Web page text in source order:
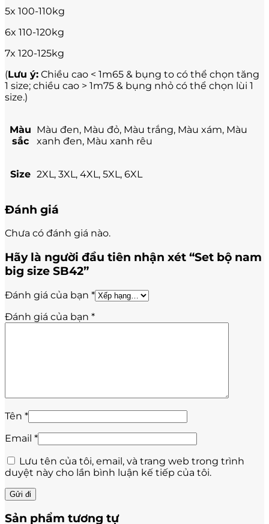
5x 100-110kg
6x 110-120kg
7x 120-125kg
(Lưu ý: Chiều cao < 1m65 & bụng to có thể chọn tăng
1 size; chiều cao > 1m75 & bụng nhỏ có thể chọn lùi 1
size.)
Màu
sắc
Màu đen, Màu đỏ, Màu trắng, Màu xám, Màu
xanh đen, Màu xanh rêu
Size 2XL, 3XL, 4XL, 5XL, 6XL
Đánh giá
Chưa có đánh giá nào.
Hãy là người đầu tiên nhận xét “Set bộ nam
big size SB42”
Đánh giá của bạn *
Đánh giá của bạn *
Tên *
Email *
Lưu tên của tôi, email, và trang web trong trình
duyệt này cho lần bình luận kế tiếp của tôi.
Sản phẩm tương tự